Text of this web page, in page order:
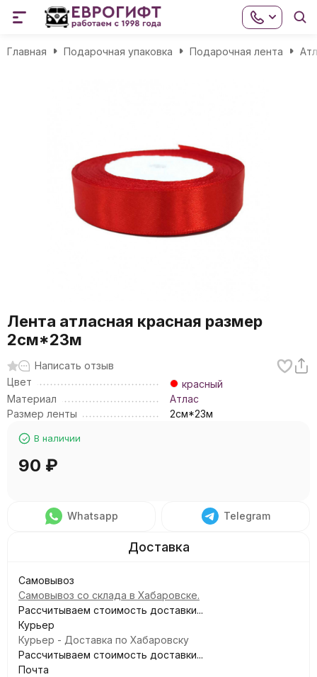
Главная Подарочная упаковка Подарочная лента
Лента атласная красная размер
2см*23м
Написать отзыв
Цвет
красный
Материал
Атлас
Размер ленты
2см*23м
В наличии
90 ₽
Whatsapp Telegram
Самовывоз
Самовывоз со склада в Хабаровске.
Рассчитываем стоимость доставки...
Курьер
Курьер - Доставка по Хабаровску
Рассчитываем стоимость доставки...
Почта